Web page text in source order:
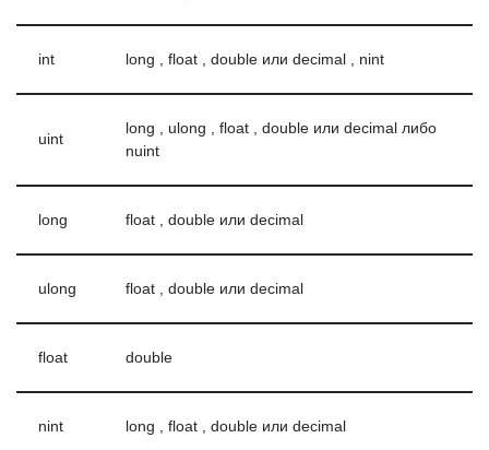
int long , float , double или decimal , nint
uint
long , ulong , float , double или decimal либо
nuint
long float , double или decimal
ulong float , double или decimal
float double
nint long , float , double или decimal